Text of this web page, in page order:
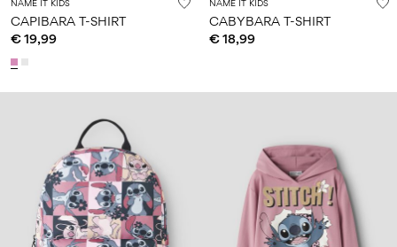
NAME IT KIDS
CAPIBARA T-SHIRT
€ 19,99
NAME IT KIDS
CABYBARA T-SHIRT
€ 18,99